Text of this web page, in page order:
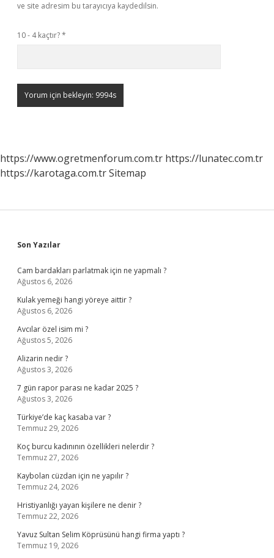
ve site adresim bu tarayıcıya kaydedilsin.
10 - 4 kaçtır?*
https://www.ogretmenforum.com.tr https://lunatec.com.tr
https://karotaga.com.trSitemap
Sidebar
Son Yazılar
Cam bardakları parlatmak için ne yapmalı ?
Ağustos 6, 2026
Kulak yemeği hangi yöreye aittir ?
Ağustos 6, 2026
Avcılar özel isim mi ?
Ağustos 5, 2026
Alizarin nedir ?
Ağustos 3, 2026
7 gün rapor parası ne kadar 2025 ?
Ağustos 3, 2026
Türkiye’de kaç kasaba var ?
Temmuz 29, 2026
Koç burcu kadınının özellikleri nelerdir ?
Temmuz 27, 2026
Kaybolan cüzdan için ne yapılır ?
Temmuz 24, 2026
Hristiyanlığı yayan kişilere ne denir ?
Temmuz 22, 2026
Yavuz Sultan Selim Köprüsünü hangi firma yaptı ?
Temmuz 19, 2026